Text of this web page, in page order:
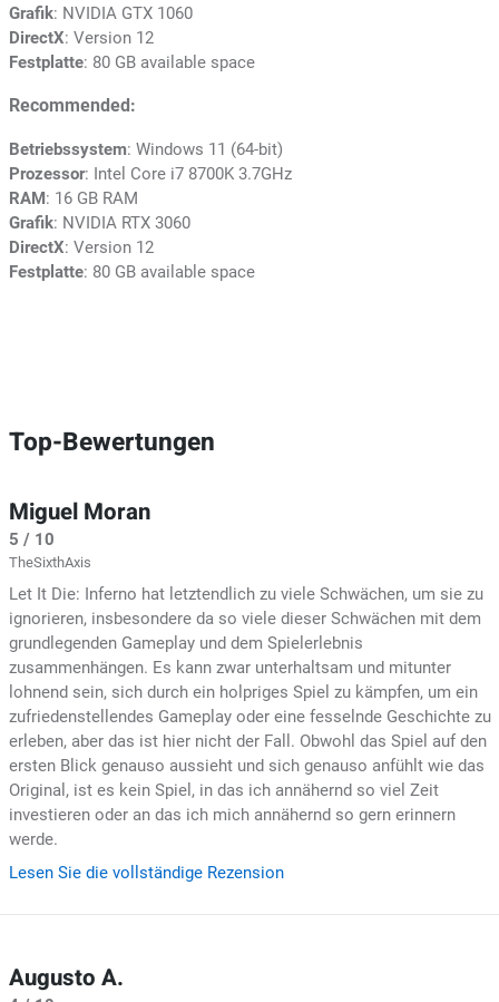
Grafik: NVIDIA GTX 1060
DirectX: Version 12
Festplatte: 80 GB available space
Recommended:
Betriebssystem: Windows 11 (64-bit)
Prozessor: Intel Core i7 8700K 3.7GHz
RAM: 16 GB RAM
Grafik: NVIDIA RTX 3060
DirectX: Version 12
Festplatte: 80 GB available space
Top-Bewertungen
Miguel Moran
5 / 10
TheSixthAxis
Let It Die: Inferno hat letztendlich zu viele Schwächen, um sie zu
ignorieren, insbesondere da so viele dieser Schwächen mit dem
grundlegenden Gameplay und dem Spielerlebnis
zusammenhängen. Es kann zwar unterhaltsam und mitunter
lohnend sein, sich durch ein holpriges Spiel zu kämpfen, um ein
zufriedenstellendes Gameplay oder eine fesselnde Geschichte zu
erleben, aber das ist hier nicht der Fall. Obwohl das Spiel auf den
ersten Blick genauso aussieht und sich genauso anfühlt wie das
Original, ist es kein Spiel, in das ich annähernd so viel Zeit
investieren oder an das ich mich annähernd so gern erinnern
werde.
Lesen Sie die vollständige Rezension
Augusto A.